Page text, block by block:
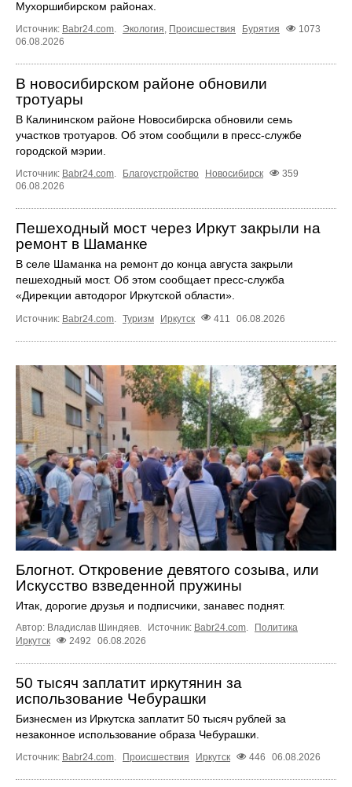
Мухоршибирском районах.
Источник: Babr24.com. Экология, Происшествия Бурятия
1073
06.08.2026
В новосибирском районе обновили
тротуары
В Калининском районе Новосибирска обновили семь
участков тротуаров. Об этом сообщили в пресс-службе
городской мэрии.
Источник: Babr24.com. Благоустройство Новосибирск
359
06.08.2026
Пешеходный мост через Иркут закрыли на
ремонт в Шаманке
В селе Шаманка на ремонт до конца августа закрыли
пешеходный мост. Об этом сообщает пресс‑служба
«Дирекции автодорог Иркутской области».
Источник: Babr24.com Туризм Иркутск 411 06.08.2026
Блогнот. Откровение девятого созыва, или
Искусство взведенной пружины
Итак, дорогие друзья и подписчики, занавес поднят.
Автор: Владислав Шиндяев. Источник: Babr24.com.
Политика
Иркутск
2492 06.08.2026
50 тысяч заплатит иркутянин за
использование Чебурашки
Бизнесмен из Иркутска заплатит 50 тысяч рублей за
незаконное использование образа Чебурашки.
Источник: Babr24.com. Происшествия Иркутск 446 06.08.2026